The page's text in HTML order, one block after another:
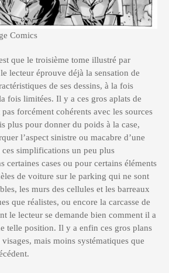
Comics
que le troisième tome illustré par
lecteur éprouve déjà la sensation de
de ses dessins, à la fois
fois limitées. Il y a ces gros aplats de
forcément cohérents avec les sources
plus pour donner du poids à la case,
l’aspect sinistre ou macabre d’une
ces simplifications un peu plus
certaines cases ou pour certains éléments
de voiture sur le parking qui ne sont
les murs des cellules et les barreaux
que réalistes, ou encore la carcasse de
le lecteur se demande bien comment il a
telle position. Il y a enfin ces gros plans
mais moins systématiques que